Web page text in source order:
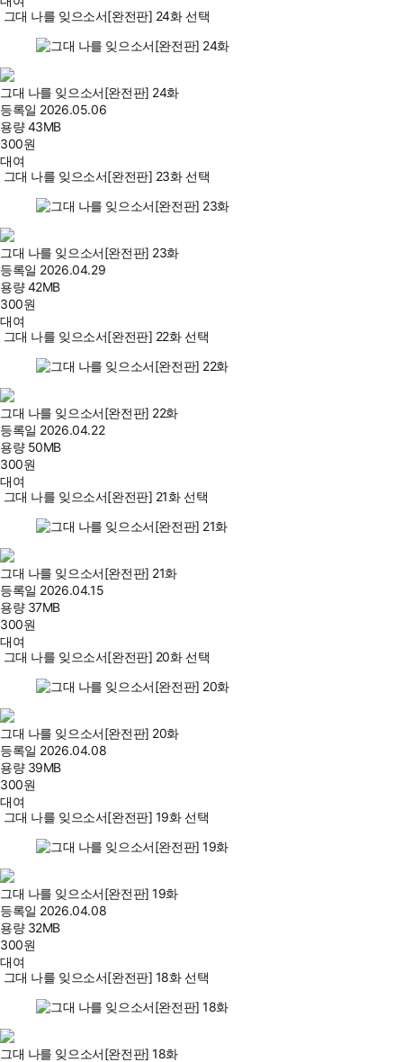
그대 나를 잊으소서[완전판] 24화 선택
그대 나를 잊으소서[완전판] 24화
등록일 2026.05.06
용량43MB
300원
대여
그대 나를 잊으소서[완전판] 23화 선택
그대 나를 잊으소서[완전판] 23화
등록일 2026.04.29
용량42MB
300원
대여
그대 나를 잊으소서[완전판] 22화 선택
그대 나를 잊으소서[완전판] 22화
등록일 2026.04.22
용량 50MB
300원
대여
그대 나를 잊으소서[완전판] 21화 선택
그대 나를 잊으소서[완전판] 21화
등록일 2026.04.15
용량 37MB
300원
대여
그대 나를 잊으소서[완전판] 20화 선택
그대 나를 잊으소서[완전판] 20화
등록일 2026.04.08
용량 39MB
300원
대여
그대 나를 잊으소서[완전판] 19화 선택
그대 나를 잊으소서[완전판] 19화
등록일 2026.04.08
용량 32MB
300원
대여
그대 나를 잊으소서[완전판] 18화 선택
그대 나를 잊으소서[완전판] 18화